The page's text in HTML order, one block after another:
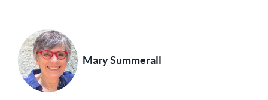
Mary Summerall